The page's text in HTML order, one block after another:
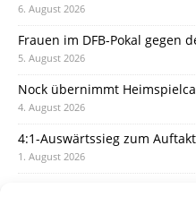
6. August 2026
Frauen im DFB-Pokal gegen
5. August 2026
Nock übernimmt
4. August 2026
4:1-Auswärtssieg zum Auftakt
1. August 2026